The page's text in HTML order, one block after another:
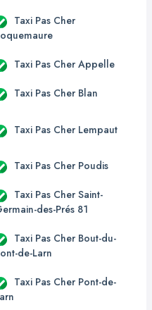
Taxi Pas Cher
Taxi Pas Cher Appelle
Taxi Pas Cher Blan
Taxi Pas Cher Lempaut
Taxi Pas Cher Poudis
Taxi Pas Cher Saint-
des-Prés 81
Taxi Pas Cher Bout-du-
de-Larn
Taxi Pas Cher Pont-de-